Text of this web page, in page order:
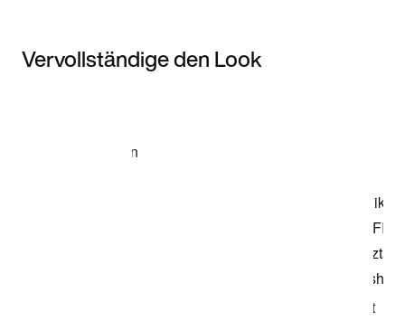
Vervollständige den Look
Modell anzeigen